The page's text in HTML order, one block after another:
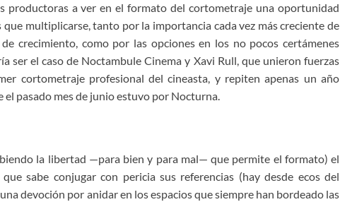
productoras a ver en el formato del cortometraje una oportunidad
multiplicarse, tanto por la importancia cada vez más creciente de
crecimiento, como por las opciones en los no pocos certámenes
ser el caso de Noctambule Cinema y Xavi Rull, que unieron fuerzas
cortometraje profesional del cineasta, y repiten apenas un año
el pasado mes de junio estuvo por Nocturna.
la libertad —para bien y para mal— que permite el formato) el
sabe conjugar con pericia sus referencias (hay desde ecos del
devoción por anidar en los espacios que siempre han bordeado las